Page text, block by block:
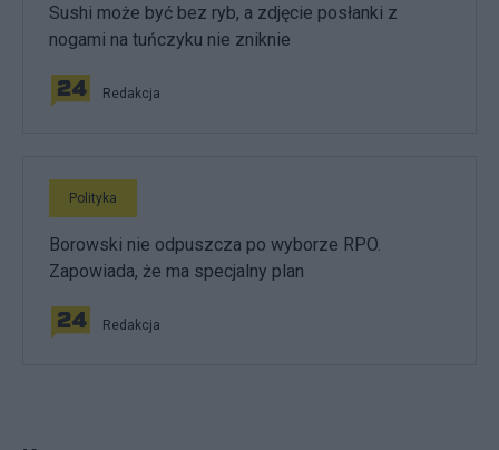
Sushi może być bez ryb, a zdjęcie posłanki z
nogami na tuńczyku nie zniknie
Redakcja
Polityka
Borowski nie odpuszcza po wyborze RPO.
Zapowiada, że ma specjalny plan
Redakcja